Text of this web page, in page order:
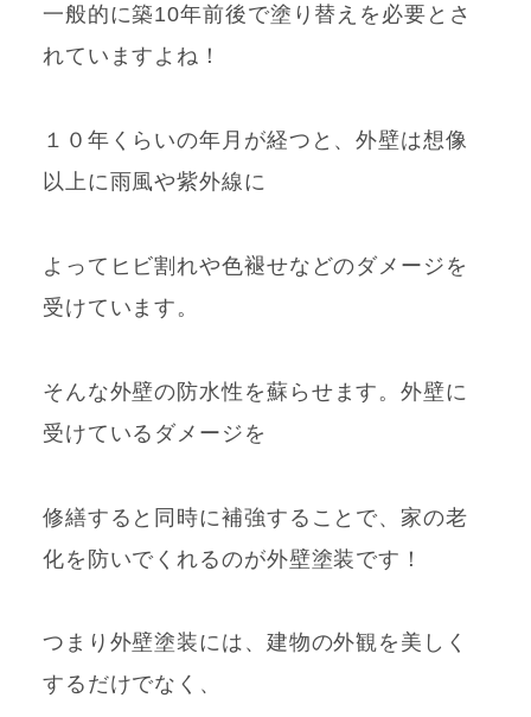
一般的に築10年前後で塗り替えを必要とさ
れていますよね！
１０年くらいの年月が経つと、外壁は想像
以上に雨風や紫外線に
よってヒビ割れや色褪せなどのダメージを
受けています。
そんな外壁の防水性を蘇らせ ます。外壁に
受けているダメージを
修繕すると同時に補強することで、家の老
化を防いでくれるのが外壁塗装です！
つまり外壁塗装には、建物の外観を美しく
するだけでなく、